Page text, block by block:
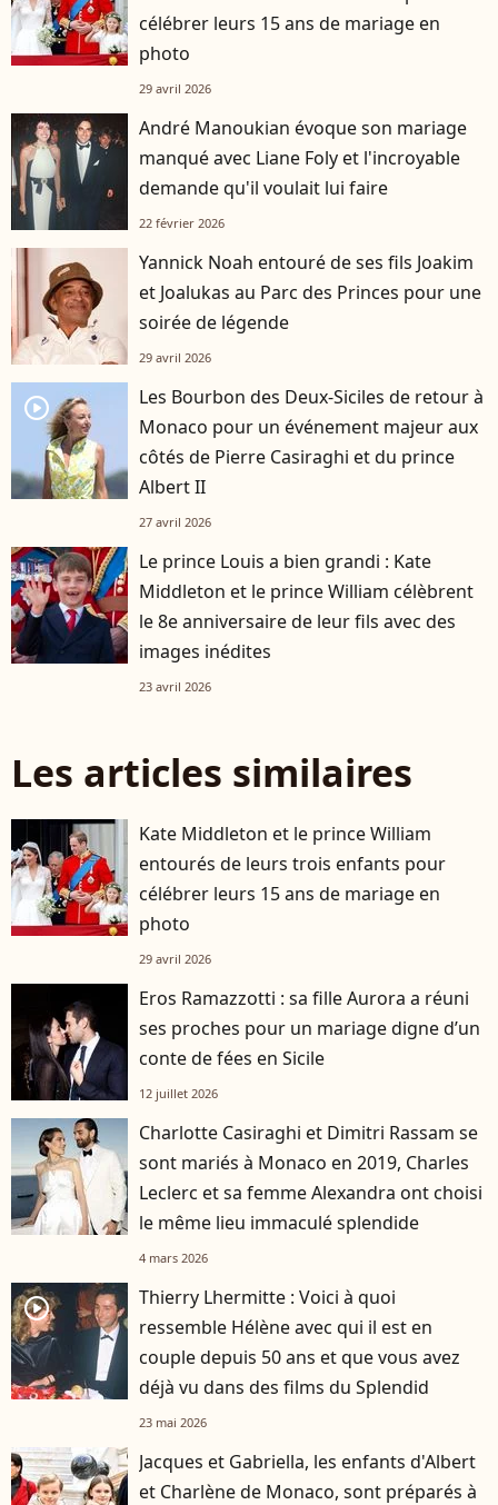
célébrer leurs 15 ans de mariage en
photo
29 avril 2026
André Manoukian évoque son mariage
manqué avec Liane Foly et l'incroyable
demande qu'il voulait lui faire
22 février 2026
Yannick Noah entouré de ses fils Joakim
et Joalukas au Parc des Princes pour une
soirée de légende
29 avril 2026
player2
Les Bourbon des Deux-Siciles de retour à
Monaco pour un événement majeur aux
côtés de Pierre Casiraghi et du prince
Albert II
27 avril 2026
Le prince Louis a bien grandi : Kate
Middleton et le prince William célèbrent
le 8e anniversaire de leur fils avec des
images inédites
23 avril 2026
Les articles similaires
Kate Middleton et le prince William
entourés de leurs trois enfants pour
célébrer leurs 15 ans de mariage en
photo
29 avril 2026
Eros Ramazzotti : sa fille Aurora a réuni
ses proches pour un mariage digne d’un
conte de fées en Sicile
12 juillet 2026
Charlotte Casiraghi et Dimitri Rassam se
sont mariés à Monaco en 2019, Charles
Leclerc et sa femme Alexandra ont choisi
le même lieu immaculé splendide
4 mars 2026
player2
Thierry Lhermitte : Voici à quoi
ressemble Hélène avec qui il est en
couple depuis 50 ans et que vous avez
déjà vu dans des films du Splendid
23 mai 2026
Jacques et Gabriella, les enfants d'Albert
et Charlène de Monaco, sont préparés à